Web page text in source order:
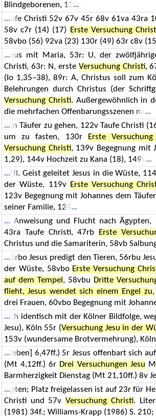
Blindgeborenen, 12
ufe Christi 52v 67v 45r 68v 61va 43ra
58v c7r (14) (17)
Erste Versuchung
58vbo (56) 92va (23) 130r (49) 63r c8v
sus mit Maria, 53r: U, der
Christi, 63r: N, erste Versuchung Christi,
(Io 1,35–38), 89r: A, Christus soll zum
Belehrungen durch Christus (der
Versuchung Christi. Außergewöhnlich in
die mehrfachen Offenbarungsszenen na
m Täufer zu gehen, 122v Taufe Christi
um zu fasten, 130r
Erste
Versuchung Christi, 139v Begegnung mit
1,29), 144v Hochzeit zu Kana (18), 149v
Hl. Geist geleitet Jesus in die Wüste,
der Wüste, 119v Erste Versuchung
123v Begegnung mit Johannes dem
seiner Familie, 124
Anweisung und Flucht nach
43ra Taufe Christi, 47rb
Erste
Christus und die Samariterin, 58vb
6rbo Jesus predigt den Tieren, 56rbu
der Wüste, 58vbo Erste Versuchung
auf dem Tempel , 58vbu Dritte
flieht, Jesus wendet sich einem Engel zu
drei Frauen, 60vbo Begegnung mit
ch identisch mit der Kölner Bildfolge,
Jesu), Köln 55r (Versuchung Jesu in der
153v (wundersame Brotvermehrung),
ieben] 6,47ff.) 5r Jesus offenbart sich
(Mt 4,12ff.) 6r Drei Versuchungen Jesu
Barmherzigkeit Dienstag (Mt 21,10ff.) 8v
pten; Platz freigelassen ist auf 23r für
Christi und 57vVersuchung Christi.
(1981) 34f.; Williams-Krapp (1986) S. 210;